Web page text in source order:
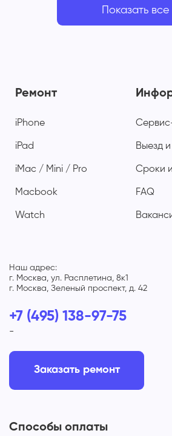
Показать все
Ремонт
iPhone
iPad
iMac / Mini / Pro
Macbook
Watch
Выезд
Сроки
FAQ
Наш адрес:
г. Москва, ул. Расплетина, 8к1
г. Москва, Зеленый проспект, д. 42
+7 (495) 138-97-75
-
Заказать ремонт
Способы оплаты